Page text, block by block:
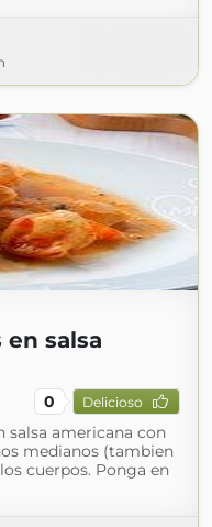
salsa
0 Delicioso
salsa americana con
medianos (tambien
cuerpos. Ponga en